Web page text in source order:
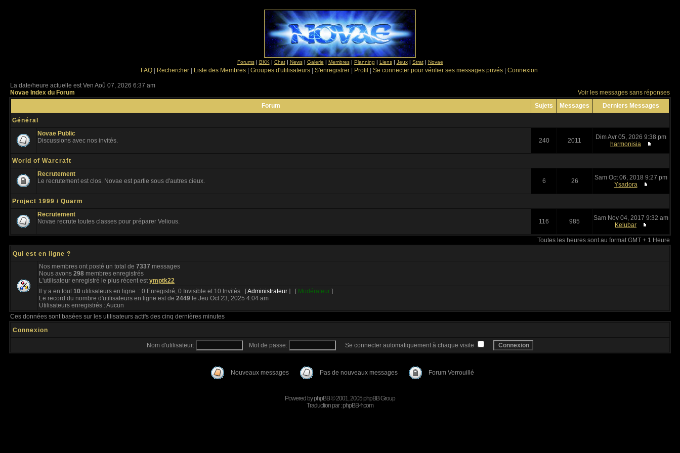
Forums| BKK | Chat| News| Galerie | Membres| Planning | Liens| Jeux| Strat| Novae
FAQ Rechercher Liste des Membres Groupes d'utilisateurs S'enregistrer Profil Se connecter pour vérifier ses messages privés Connexion
La date/heure actuelle est Ven Aoû 07, 2026 6:37 am
Novae Index du Forum
Voir les messages sans réponses
Forum
Sujets Messages Derniers Messages
Général
Novae Public
Discussions avec nos invités.
240 2011
Dim Avr 05, 2026 9:38 pm
harmonisia
World of Warcraft
Recrutement
Le recrutement est clos. Novae est partie sous d'autres cieux.
6 26
Sam Oct 06, 2018 9:27 pm
Ysadora
Project 1999 / Quarm
Recrutement
Novae recrute toutes classes pour préparer Velious.
116 985
Sam Nov 04, 2017 9:32 am
Kelubar
Toutes les heures sont au format GMT + 1 Heure
Qui est en ligne ?
Nos membres ont posté un total de 7337 messages
Nous avons 298 membres enregistrés
L'utilisateur enregistré le plus récent estymptk22
Il y a en tout10 utilisateurs en ligne :: 0 Enregistré, 0 Invisible et 10 Invités [Administrateur ] [ Modérateur ]
Le record du nombre d'utilisateurs en ligne est de 2449 le Jeu Oct 23, 2025 4:04 am
Utilisateurs enregistrés : Aucun
Ces données sont basées sur les utilisateurs actifs des cinq dernières minutes
Connexion
Nom d'utilisateur: Mot de passe: Se connecter automatiquement à chaque visite
Nouveaux messages Pas de nouveaux messages Forum Verrouillé
Powered byphpBB© 2001, 2005 phpBB Group
Traduction par :phpBB-fr.com